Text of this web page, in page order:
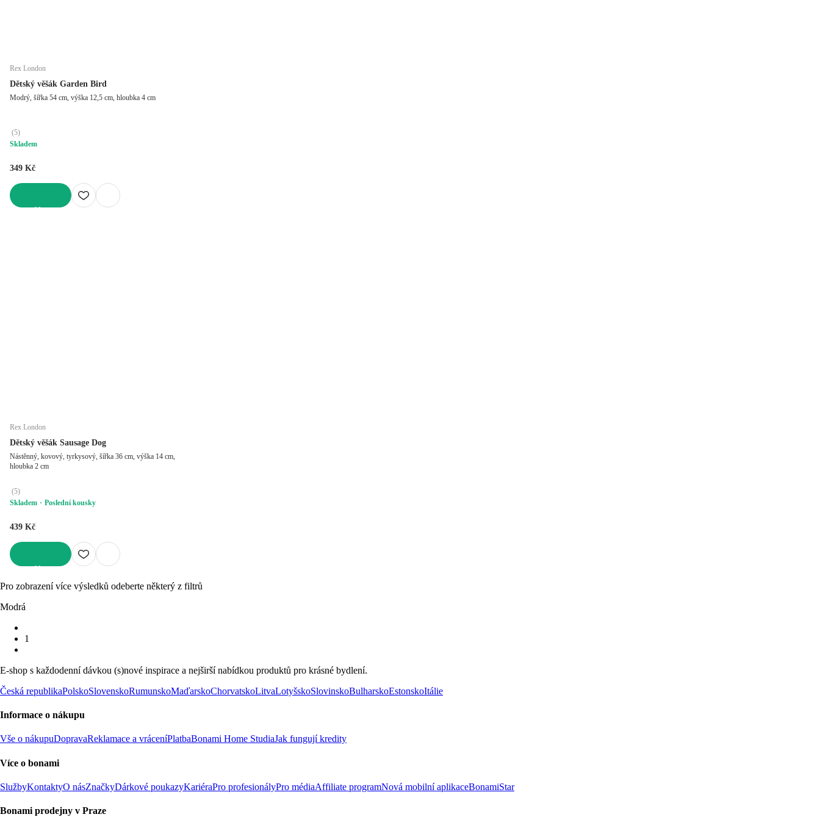
Rex London
Dětský věšák Garden Bird
Modrý, šířka 54 cm, výška 12,5 cm, hloubka 4 cm
(5)
Skladem
349 Kč
Rex London
Dětský věšák Sausage Dog
Nástěnný, kovový, tyrkysový, šířka 36 cm, výška 14 cm,
hloubka 2 cm
(5)
Skladem
Poslední kousky
439 Kč
Pro zobrazení více výsledků odeberte některý z filtrů
Modrá
1
E-shop s každodenní dávkou (s)nové inspirace a nejširší nabídkou produktů pro krásné bydlení.
Česká republikaPolskoSlovenskoRumunskoMaďarskoChorvatskoLitvaLotyšskoSlovinskoBulharskoEstonskoItálie
Informace o nákupu
Vše o nákupuDopravaReklamace a vráceníPlatbaBonami Home StudiaJak fungují kredity
Více o bonami
SlužbyKontaktyO násZnačkyDárkové poukazyKariéraPro profesionályPro médiaAffiliate programNová mobilní aplikaceBonamiStar
Bonami prodejny v Praze